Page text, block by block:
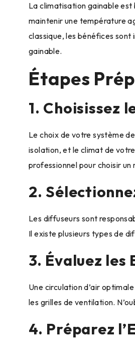
La climatisation gainable
maintenir une température
classique, les bénéfices
gainable.
Étapes
1. Choisissez
Le choix de votre système
isolation, et le climat de
professionnel pour choisir
2.
Les diffuseurs sont
Il existe plusieurs types de
3. Évaluez les
Une circulation d’air
les grilles de ventilation.
4. Préparez